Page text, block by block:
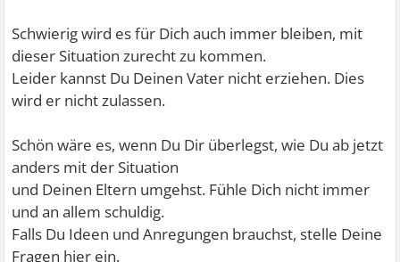
Schwierig wird es für Dich auch immer bleiben, mit
dieser Situation zurecht zu kommen.
Leider kannst Du Deinen Vater nicht erziehen. Dies
wird er nicht zulassen.
Schön wäre es, wenn Du Dir überlegst, wie Du ab jetzt
anders mit der Situation
und Deinen Eltern umgehst. Fühle Dich nicht immer
und an allem schuldig.
Falls Du Ideen und Anregungen brauchst, stelle Deine
Fragen hier ein.